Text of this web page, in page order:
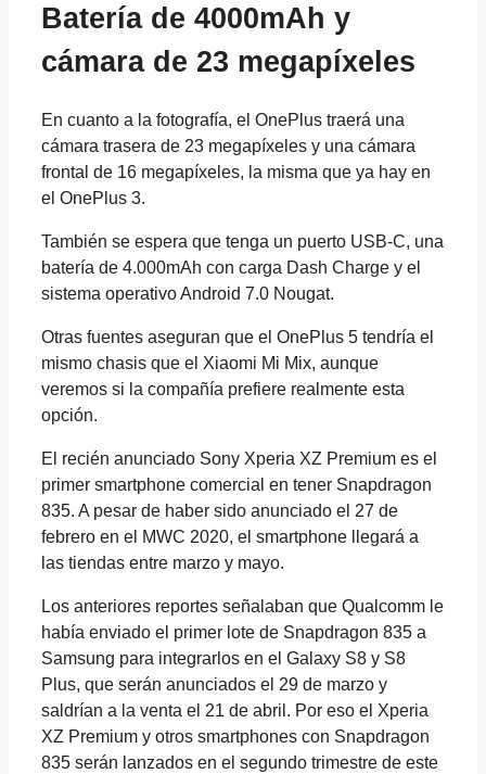
Batería de 4000mAh y
cámara de 23 megapíxeles
En cuanto a la fotografía, el OnePlus traerá una
cámara trasera de 23 megapíxeles y una cámara
frontal de 16 megapíxeles, la misma que ya hay en
el OnePlus 3.
También se espera que tenga un puerto USB-C, una
batería de 4.000mAh con carga Dash Charge y el
sistema operativo Android 7.0 Nougat.
Otras fuentes aseguran que el OnePlus 5 tendría el
mismo chasis que el Xiaomi Mi Mix, aunque
veremos si la compañía prefiere realmente esta
opción.
El recién anunciado Sony Xperia XZ Premium es el
primer smartphone comercial en tener Snapdragon
835. A pesar de haber sido anunciado el 27 de
febrero en el MWC 2020, el smartphone llegará a
las tiendas entre marzo y mayo.
Los anteriores reportes señalaban que Qualcomm le
había enviado el primer lote de Snapdragon 835 a
Samsung para integrarlos en el Galaxy S8 y S8
Plus, que serán anunciados el 29 de marzo y
saldrían a la venta el 21 de abril. Por eso el Xperia
XZ Premium y otros smartphones con Snapdragon
835 serán lanzados en el segundo trimestre de este